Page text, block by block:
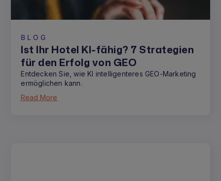
BLOG
Ist Ihr Hotel KI-fähig? 7 Strategien
für den Erfolg von GEO
Entdecken Sie, wie KI intelligenteres GEO-Marketing
ermöglichen kann.
Read More